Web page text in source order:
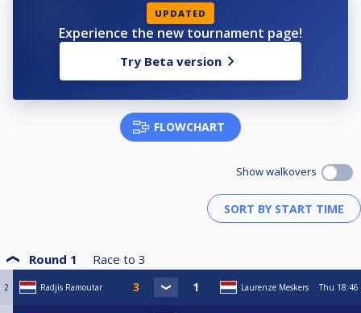
40% dagprijs
UPDATED
Experience the new tournament page!
Try Beta version
FLOWCHART
Show walkovers
Round 1 Race to 3
2 Radjis Ramoutar Laurenze Meskers Thu 18:46